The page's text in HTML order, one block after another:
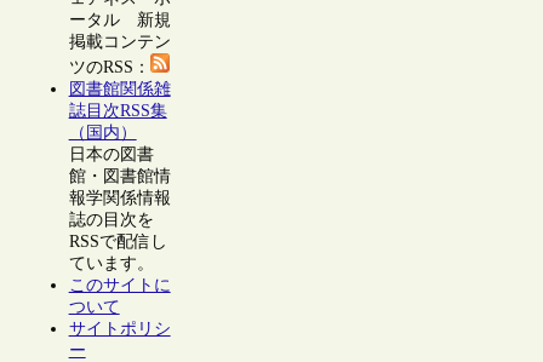
ータル 新規
掲載コンテン
ツのRSS：
図書館関係雑
誌目次RSS集
（国内）
日本の図書
館・図書館情
報学関係情報
誌の目次を
RSSで配信し
ています。
このサイトに
ついて
サイトポリシ
ー